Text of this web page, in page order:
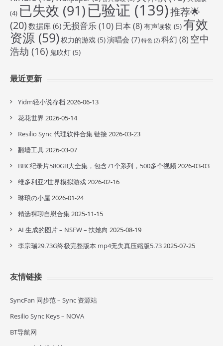
(4) 已失效 (91)已验证 (139)推荐🌟
(20) 数据库 (6) 无损音乐(10) 日本 (8) 有声读物 (5)有效
资源 (59)权力的游戏 (5)演唱会 (7) 特色 (2) 科幻 (8) 空中
浩劫 (16) 鬼吹灯 (5)
最近更新
Yidm轻小说存档 2026-06-13
花花世界 2026-05-14
Resilio Sync 代理软件合集 链接2026-03-23
翻墙工具2026-03-07
BBC纪录片580GB大全集，包含71个系列，500多个视频2026-03-03
维多利亚2世界模拟游戏2026-02-16
琳琅の小屋 2026-01-24
精选裸聊自慰合集2025-11-15
AI 生成的图片 – NSFW – 扶她向 2025-08-19
李宗瑞29.73G终极完整版本 mp4无失真压縮版5.732025-07-25
友情链接
SyncFan 同步范 – Sync 资源站
Resilio Sync Keys – NOVA
BT导航网